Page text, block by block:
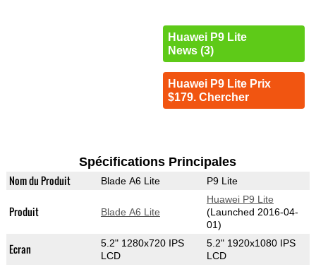
Huawei P9 Lite
News (3)
Huawei P9 Lite Prix
$179. Chercher
Spécifications Principales
Nom du Produit Blade A6 Lite P9 Lite
Produit Blade A6 Lite
Huawei P9 Lite
(Launched 2016-04-
01)
Ecran
5.2" 1280x720 IPS
LCD
5.2" 1920x1080 IPS
LCD